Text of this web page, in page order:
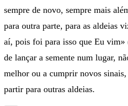
sempre de novo, sempre mais
para outra parte, para as aldeias
aí, pois foi para isso que Eu
de lançar a semente num lugar,
melhor ou a cumprir novos
partir para outras aldeias.